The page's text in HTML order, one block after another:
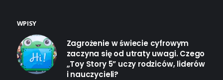
WPISY
Zagrożenie w świecie cyfrowym
zaczyna się od utraty uwagi. Czego
„Toy Story 5” uczy rodziców, liderów
i nauczycieli?